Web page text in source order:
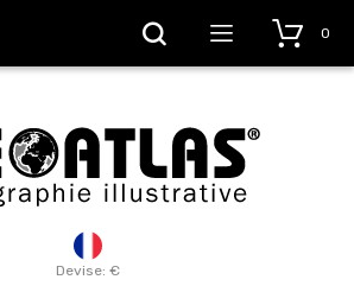
Devise: €
0